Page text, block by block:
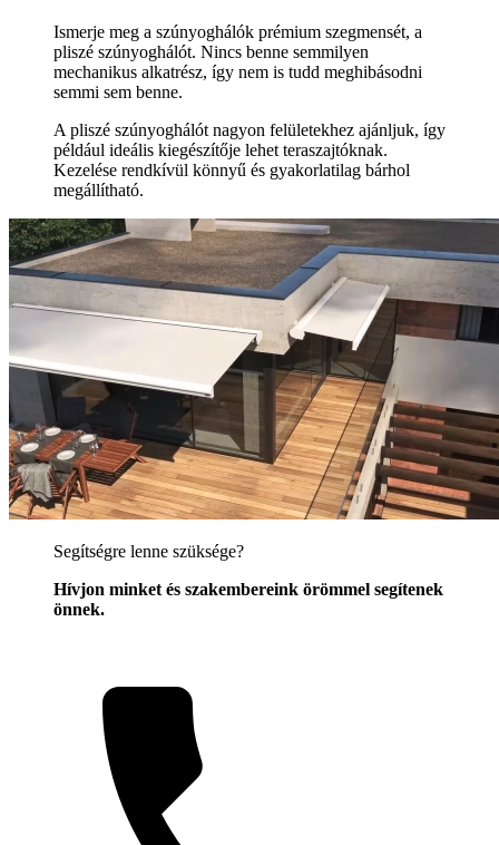
Ismerje meg a szúnyoghálók prémium szegmensét, a
pliszé szúnyoghálót. Nincs benne semmilyen
mechanikus alkatrész, így nem is tudd meghibásodni
semmi sem benne.
A pliszé szúnyoghálót nagyon felületekhez ajánljuk, így
például ideális kiegészítője lehet teraszajtóknak.
Kezelése rendkívül könnyű és gyakorlatilag bárhol
megállítható.
Segítségre lenne szüksége?
Hívjon minket és szakembereink örömmel segítenek
önnek.